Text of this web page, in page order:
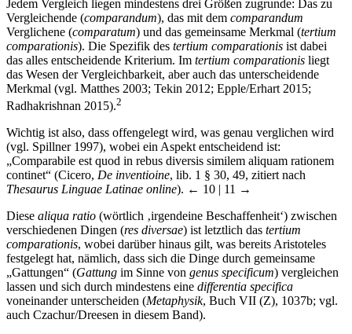
Jedem Vergleich liegen mindestens drei Größen zugrunde: Das zu
Vergleichende (comparandum), das mit dem comparandum
Verglichene (comparatum) und das gemeinsame Merkmal (tertium
comparationis). Die Spezifik des tertium comparationis ist dabei
das alles entscheidende Kriterium. Im tertium comparationis liegt
das Wesen der Vergleichbarkeit, aber auch das unterscheidende
Merkmal (vgl. Matthes 2003; Tekin 2012; Epple/Erhart 2015;
Radhakrishnan 2015).2
Wichtig ist also, dass offengelegt wird, was genau verglichen wird
(vgl. Spillner 1997), wobei ein Aspekt entscheidend ist:
„Comparabile est quod in rebus diversis similem aliquam rationem
continet“ (Cicero, De inventioine, lib. 1 § 30, 49, zitiert nach
Thesaurus Linguae Latinae online). ← 10 | 11 →
Diese aliqua ratio (wörtlich ‚irgendeine Beschaffenheit‘) zwischen
verschiedenen Dingen (res diversae) ist letztlich das tertium
comparationis, wobei darüber hinaus gilt, was bereits Aristoteles
festgelegt hat, nämlich, dass sich die Dinge durch gemeinsame
„Gattungen“ (Gattung im Sinne von genus specificum) vergleichen
lassen und sich durch mindestens eine differentia specifica
voneinander unterscheiden (Metaphysik, Buch VII (Z), 1037b; vgl.
auch Czachur/Dreesen in diesem Band).